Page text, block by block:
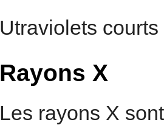
Utraviolets courts
Rayons X
Les rayons X